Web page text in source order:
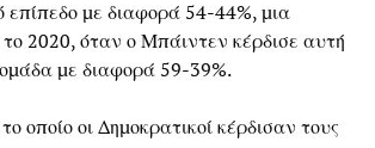
επίπεδο με διαφορά 54-44%, μια
2020, όταν ο Μπάιντεν κέρδισε αυτή
με διαφορά 59-39%.
οποίο οι Δημοκρατικοί κέρδισαν τους